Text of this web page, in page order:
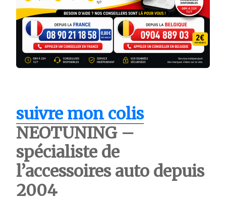
suivre mon colis
NEOTUNING –
spécialiste de
l’accessoires auto depuis
2004